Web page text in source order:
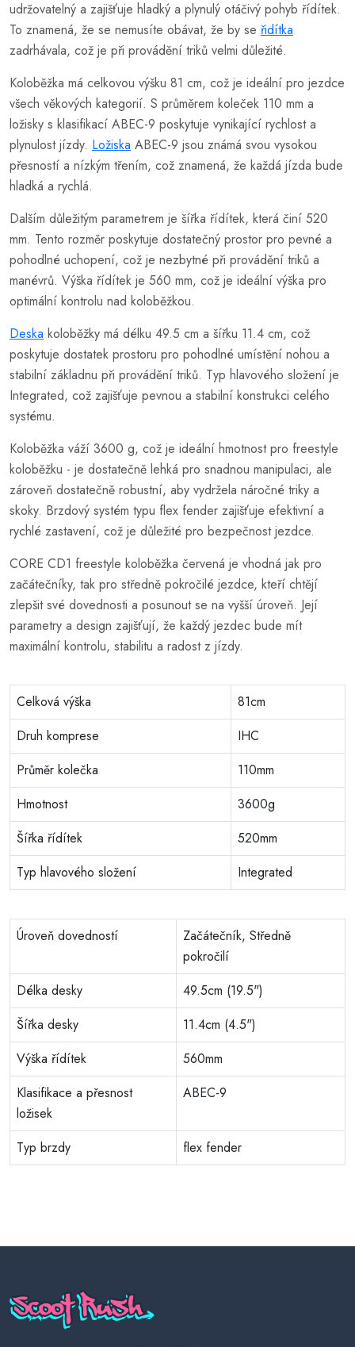
udržovatelný a zajišťuje hladký a plynulý otáčivý pohyb řídítek.
To znamená, že se nemusíte obávat, že by se řidítka
zadrhávala, což je při provádění triků velmi důležité.
Koloběžka má celkovou výšku 81 cm, což je ideální pro jezdce
všech věkových kategorií. S průměrem koleček 110 mm a
ložisky s klasifikací ABEC-9 poskytuje vynikající rychlost a
plynulost jízdy. Ložiska ABEC-9 jsou známá svou vysokou
přesností a nízkým třením, což znamená, že každá jízda bude
hladká a rychlá.
Dalším důležitým parametrem je šířka řídítek, která činí 520
mm. Tento rozměr poskytuje dostatečný prostor pro pevné a
pohodlné uchopení, což je nezbytné při provádění triků a
manévrů. Výška řídítek je 560 mm, což je ideální výška pro
optimální kontrolu nad koloběžkou.
Deska koloběžky má délku 49.5 cm a šířku 11.4 cm, což
poskytuje dostatek prostoru pro pohodlné umístění nohou a
stabilní základnu při provádění triků. Typ hlavového složení je
Integrated, což zajišťuje pevnou a stabilní konstrukci celého
systému.
Koloběžka váží 3600 g, což je ideální hmotnost pro freestyle
koloběžku - je dostatečně lehká pro snadnou manipulaci, ale
zároveň dostatečně robustní, aby vydržela náročné triky a
skoky. Brzdový systém typu flex fender zajišťuje efektivní a
rychlé zastavení, což je důležité pro bezpečnost jezdce.
CORE CD1 freestyle koloběžka červená je vhodná jak pro
začátečníky, tak pro středně pokročilé jezdce, kteří chtějí
zlepšit své dovednosti a posunout se na vyšší úroveň. Její
parametry a design zajišťují, že každý jezdec bude mít
maximální kontrolu, stabilitu a radost z jízdy.
Celková výška
81cm
Druh komprese
IHC
Průměr kolečka
110mm
Hmotnost
3600g
Šířka řídítek
520mm
Typ hlavového složení
Integrated
Úroveň dovedností
Začátečník, Středně
pokročilí
Délka desky
49.5cm (19.5")
Šířka desky
11.4cm (4.5")
Výška řídítek
560mm
Klasifikace a přesnost
ložisek
ABEC-9
Typ brzdy flex fender